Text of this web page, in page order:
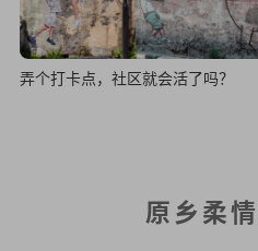
弄个打卡点，社区就会活了吗？
原乡柔